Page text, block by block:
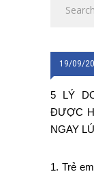
19/09/
5 LÝ
ĐƯỢC
NGAY
1. Trẻ